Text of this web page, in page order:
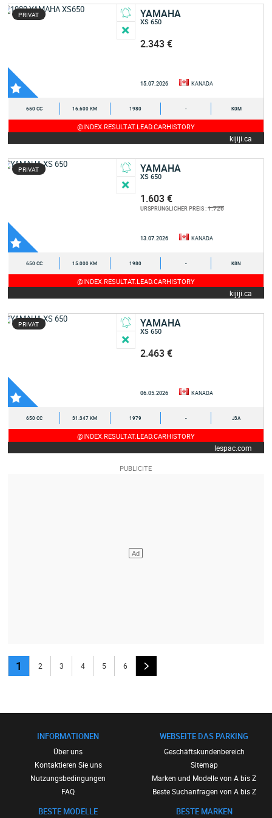
PRIVAT YAMAHA
XS 650
2.343 €
15.07.2026 KANADA
650 CC 16.600 KM 1980 - K0M
@INDEX.RESULTAT.LEAD.CARHISTORY
kijiji.ca
PRIVAT YAMAHA
XS 650
1.603 €
URSPRÜNGLICHER PREIS :1.726
13.07.2026 KANADA
650 CC 15.000 KM 1980 - K8N
@INDEX.RESULTAT.LEAD.CARHISTORY
kijiji.ca
PRIVAT YAMAHA
XS 650
2.463 €
06.05.2026 KANADA
650 CC 31.347 KM 1979 - J3A
@INDEX.RESULTAT.LEAD.CARHISTORY
lespac.com
1 2 3 4 5 6
INFORMATIONEN
Über uns
Kontaktieren Sie uns
Nutzungsbedingungen
FAQ
BESTE MODELLE
WEBSEITE DAS PARKING
Geschäftskundenbereich
Sitemap
Marken und Modelle von A bis Z
Beste Suchanfragen von A bis Z
BESTE MARKEN